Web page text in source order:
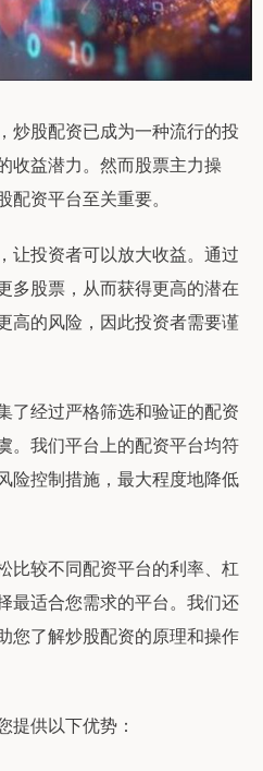
炒股配资已成为一种流行的投
收益潜力。然而股票主力操
资平台至关重要。
让投资者可以放大收益。通过
多股票，从而获得更高的潜在
高的风险，因此投资者需要谨
了经过严格筛选和验证的配资
。我们平台上的配资平台均符
险控制措施，最大程度地降低
比较不同配资平台的利率、杠
最适合您需求的平台。我们还
您了解炒股配资的原理和操作
提供以下优势：